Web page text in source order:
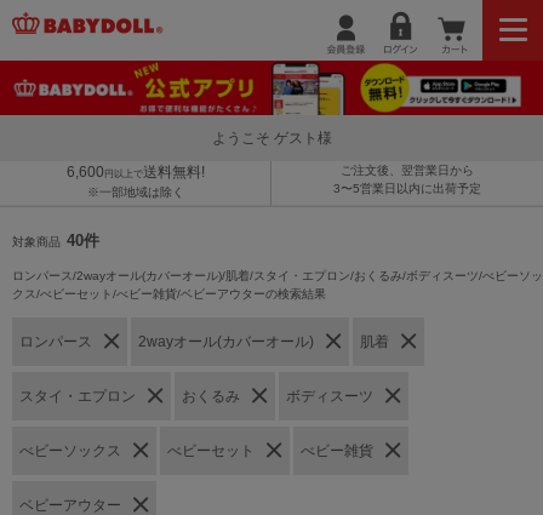
ようこそ ゲスト様
6,600 円以上で送料無料!
※一部地域は除く
ご注文後、翌営業日から
3〜5営業日以内に出荷予定
対象商品 40件
ロンパース/2wayオール(カバーオール)/肌着/スタイ・エプロン/おくるみ/ボディスーツ/べビーソッ
クス/べビーセット/べビー雑貨/ベビーアウターの検索結果
ロンパース 2wayオール(カバーオール) 肌着
スタイ・エプロン おくるみ ボディスーツ
べビーソックス べビーセット べビー雑貨
ベビーアウター